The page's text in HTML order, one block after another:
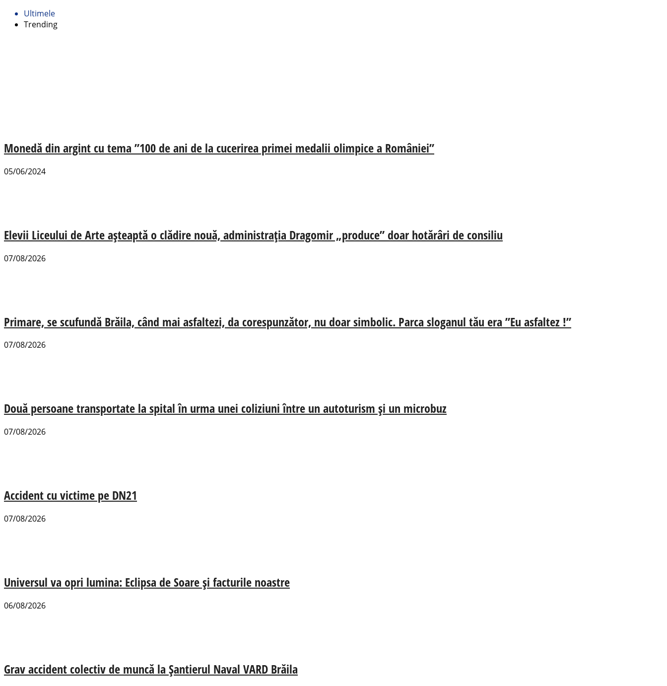
Ultimele
Trending
Monedă din argint cu tema ”100 de ani de la cucerirea primei medalii olimpice a României”
05/06/2024
Elevii Liceului de Arte așteaptă o clădire nouă, administrația Dragomir „produce” doar hotărâri de consiliu
07/08/2026
Primare, se scufundă Brăila, când mai asfaltezi, da corespunzător, nu doar simbolic. Parca sloganul tău era ”Eu asfaltez !”
07/08/2026
Două persoane transportate la spital în urma unei coliziuni între un autoturism și un microbuz
07/08/2026
Accident cu victime pe DN21
07/08/2026
Universul va opri lumina: Eclipsa de Soare și facturile noastre
06/08/2026
Grav accident colectiv de muncă la Șantierul Naval VARD Brăila